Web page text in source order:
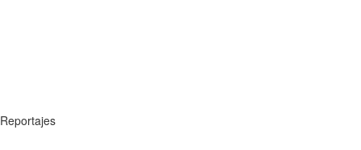
Reportajes